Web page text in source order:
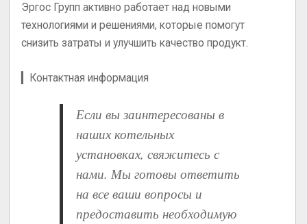
Эргос Групп активно работает над новыми
технологиями и решениями, которые помогут
снизить затраты и улучшить качество продукт.
▎Контактная информация
Если вы заинтересованы в
наших котельных
установках, свяжитесь с
нами. Мы готовы ответить
на все ваши вопросы и
предоставить необходимую